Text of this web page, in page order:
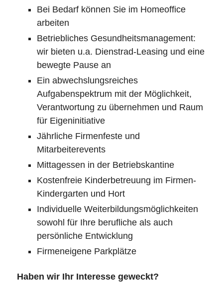
Bei Bedarf können Sie im Homeoffice
arbeiten
Betriebliches Gesundheitsmanagement:
wir bieten u.a. Dienstrad-Leasing und eine
bewegte Pause an
Ein abwechslungsreiches
Aufgabenspektrum mit der Möglichkeit,
Verantwortung zu übernehmen und Raum
für Eigeninitiative
Jährliche Firmenfeste und
Mitarbeiterevents
Mittagessen in der Betriebskantine
Kostenfreie Kinderbetreuung im Firmen-
Kindergarten und Hort
Individuelle Weiterbildungsmöglichkeiten
sowohl für Ihre berufliche als auch
persönliche Entwicklung
Firmeneigene Parkplätze
Haben wir Ihr Interesse geweckt?